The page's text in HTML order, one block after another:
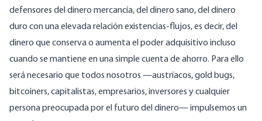
defensores del dinero mercancía, del dinero sano, del dinero
duro con una elevada relación existencias-flujos, es decir, del
dinero que conserva o aumenta el poder adquisitivo incluso
cuando se mantiene en una simple cuenta de ahorro. Para ello
será necesario que todos nosotros —austríacos, gold bugs,
bitcoiners, capitalistas, empresarios, inversores y cualquier
persona preocupada por el futuro del dinero— impulsemos un